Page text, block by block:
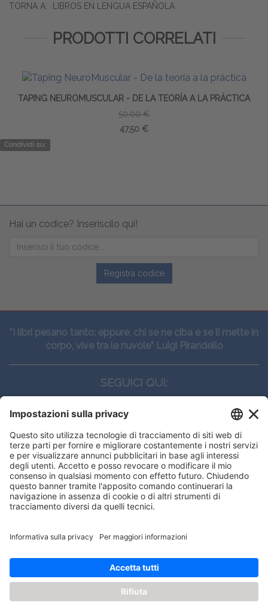
TORNA A: LIBROS EN LENGUA ESPAÑOLA
PRODOTTI CORRELATI
TAPING NEUROMUSCULAR - DE LA TEORÍA A LA PRÁCTICA
50,00 €
47,50 €
Condividi su:
Hai un codice? Inseriscilo qui!
Registra codice
“I libri pesano tanto: eppure, chi se ne ciba e se li mette in
corpo, vive tra le nuvole” Luigi Pirandello
SEGUICI QUI:
CONTATTI
Edi.Ermes srl
Viale E. Forlanini, 21 - 20134, Milano
(+39)027021121
E-mail:eeinfo@eenet.it
ORARI
Lunedì — Giovedì: - 08:30 - 13:00 – 14:00 - 17:30
Venerdì: - 08:30 - 13:00 – 14:00 - 16:00
offrirti la migliore navigazione
OK